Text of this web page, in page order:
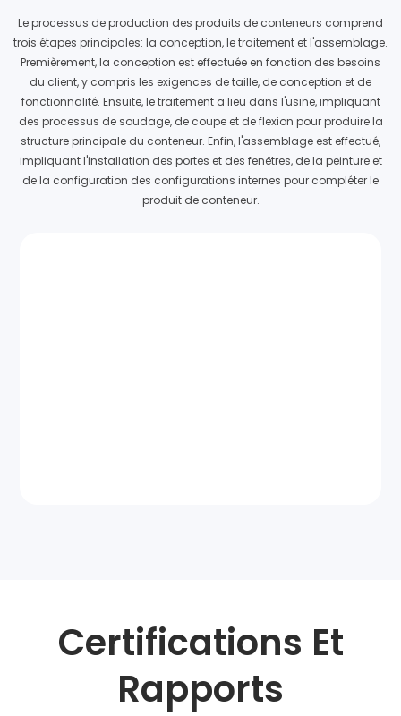
Le processus de production des produits de conteneurs comprend
trois étapes principales: la conception, le traitement et l'assemblage.
Premièrement, la conception est effectuée en fonction des besoins
du client, y compris les exigences de taille, de conception et de
fonctionnalité. Ensuite, le traitement a lieu dans l'usine, impliquant
des processus de soudage, de coupe et de flexion pour produire la
structure principale du conteneur. Enfin, l'assemblage est effectué,
impliquant l'installation des portes et des fenêtres, de la peinture et
de la configuration des configurations internes pour compléter le
produit de conteneur.
Certifications Et
Rapports